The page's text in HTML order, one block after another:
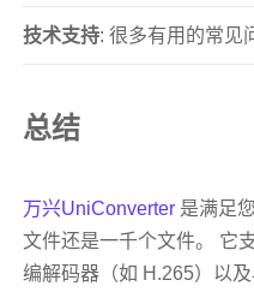
技术支持: 很多有用的常见
总结
万兴UniConverter 是满足
文件还是一千个文件。 它
编解码器（如 H.265）以